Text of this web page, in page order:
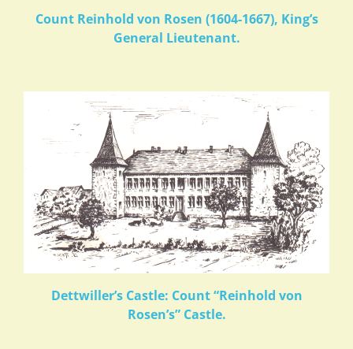
Count Reinhold von Rosen (1604-1667), King’s
General Lieutenant.
Dettwiller’s Castle: Count “Reinhold von
Rosen’s” Castle.